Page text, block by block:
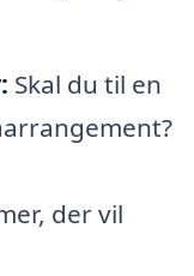
Skal du til en
der vil